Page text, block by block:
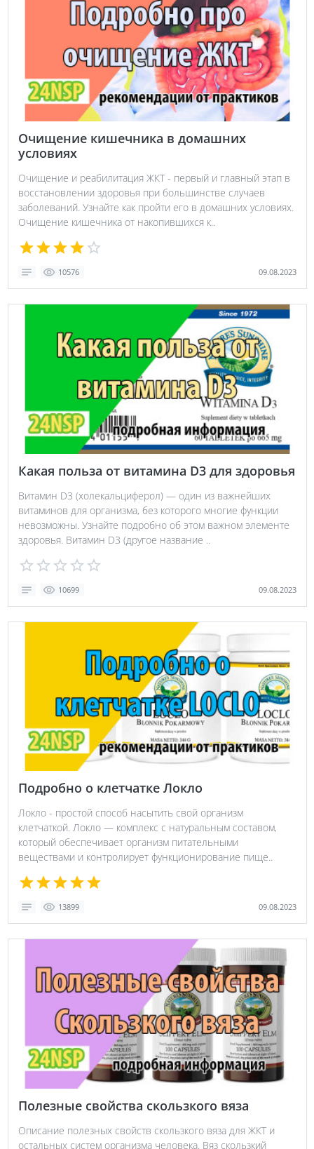
Очищение кишечника в домашних
условиях
Очищение и реабилитация ЖКТ - первый и главный этап в
восстановлении здоровья при большинстве случаев
заболеваний. Узнайте как пройти его в домашних условиях.
Очищение кишечника от накопившихся к..
10576 09.08.2023
Какая польза от витамина D3 для здоровья
Витамин D3 (холекальциферол) — один из важнейших
витаминов для организма, без которого многие функции
невозможны. Узнайте подробно об этом важном элементе
здоровья. Витамин D3 (другое название ..
10699 09.08.2023
Подробно о клетчатке Локло
Локло - простой способ насытить свой организм
клетчаткой. Локло — комплекс с натуральным составом,
который обеспечивает организм питательными
веществами и контролирует функционирование пище..
13899 09.08.2023
Полезные свойства скользкого вяза
Описание полезных свойств скользкого вяза для ЖКТ и
остальных систем организма человека. Вяз скользкий